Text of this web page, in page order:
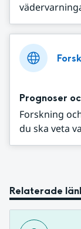
Prognoser
Forskning
du ska veta
Relaterade